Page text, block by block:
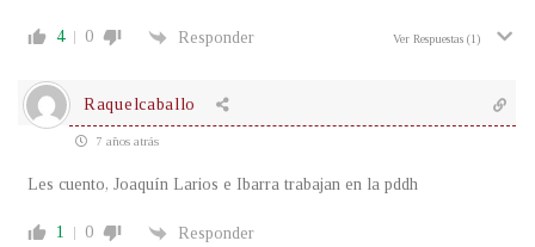
4 0 Responder Ver Respuestas (1)
Raquelcaballo
7 años atrás
Les cuento, Joaquín Larios e Ibarra trabajan en la pddh
1 0 Responder